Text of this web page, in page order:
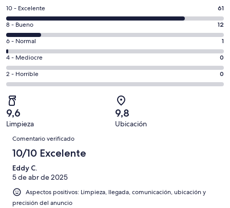
en
una
ventana
nueva
61
comentarios
de
un
total
de
74
con
una
puntuación
de
10
Excelente
10 - Excelente 61
12
comentarios
de
un
total
de
con
una
puntuación
Bueno
8 - Bueno 12
1
comentarios
de
un
total
de
74
con
una
puntuación
de
Normal
6 - Normal 1
0
comentarios
de
total
de
74
con
puntuación
de
Mediocre
4 - Mediocre 0
0
comentarios
de
un
total
de
74
con
puntuación
de
2 - Horrible 0
9,6
Limpieza
9,8
Ubicación
Comentarios
Comentario verificado
10/10 Excelente
Eddy C.
5 de abr de 2025
Aspectos positivos: Limpieza, llegada, comunicación, ubicación y
precisión del anuncio